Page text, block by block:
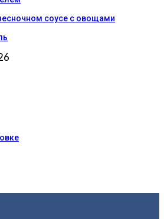
соусе с овощами